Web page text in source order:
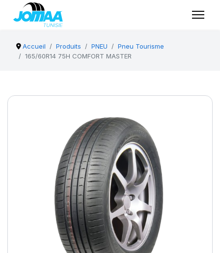
Accueil Produits PNEU
Pneu Tourisme
165/60R14 75H COMFORT MASTER